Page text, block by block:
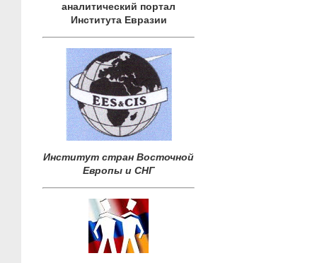
аналитический портал
Института Евразии
Институт стран Восточной
Европы и СНГ